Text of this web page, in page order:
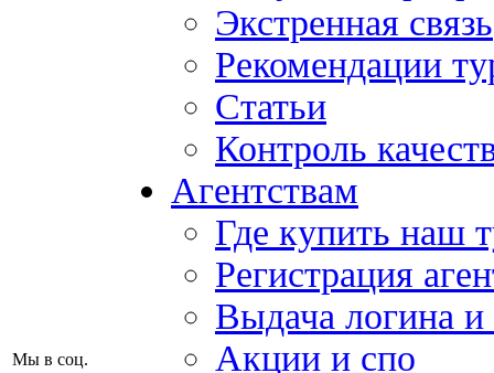
Мы в соц.
Экстренная связь
Рекомендации
Статьи
Контроль
Агентствам
Где купить наш
Регистрация
Выдача логина и
Акции и спо